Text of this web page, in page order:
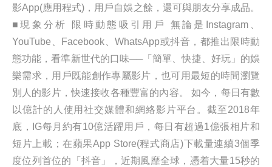
影App(應用程式)，用戶自娛之餘，還可與朋友分享成品。
■現象分析 限時動態吸引用戶 無論是Instagram、
YouTube、Facebook、WhatsApp或抖音，都推出限時動
態功能，看準新世代的口味──「簡單、快捷、好玩」的娛
樂需求，用戶既能創作專屬影片，也可用最短的時間瀏覽
別人的影片，快速接收各種豐富的內容。 如今，每日有數
以億計的人使用社交媒體和網絡影片平台。截至2018年
底，IG每月約有10億活躍用戶，每日有超過1億張相片和
短片上載；在蘋果App Store(程式商店)下載量連續3個季
度位列首位的「抖音」，近期風靡全球，憑着大量15秒的